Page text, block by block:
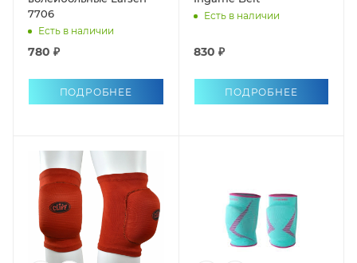
7706
Есть в наличии
780 ₽
ПОДРОБНЕЕ
Есть в наличии
830 ₽
ПОДРОБНЕЕ